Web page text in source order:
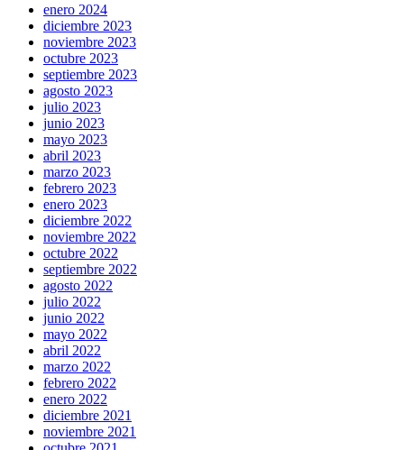
enero 2024
diciembre 2023
noviembre 2023
octubre 2023
septiembre 2023
agosto 2023
julio 2023
junio 2023
mayo 2023
abril 2023
marzo 2023
febrero 2023
enero 2023
diciembre 2022
noviembre 2022
octubre 2022
septiembre 2022
agosto 2022
julio 2022
junio 2022
mayo 2022
abril 2022
marzo 2022
febrero 2022
enero 2022
diciembre 2021
noviembre 2021